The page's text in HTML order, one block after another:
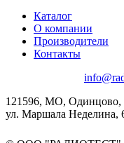
Каталог
О компании
Производители
Контакты
121596, МО, Одинцово,
ул. Маршала Неделина,